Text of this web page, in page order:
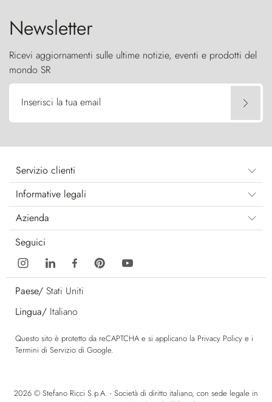
Newsletter
Ricevi aggiornamenti sulle ultime notizie, eventi e prodotti del
mondo SR
Inserisci la tua email
Servizio clienti
Informative legali
Azienda
Seguici
Paese/ Stati Uniti
Lingua/ Italiano
Questo sito è protetto da reCAPTCHA e si applicano la Privacy Policy e i
Termini di Servizio di Google.
2026 © Stefano Ricci S.p.A. - Società di diritto italiano, con sede legale in